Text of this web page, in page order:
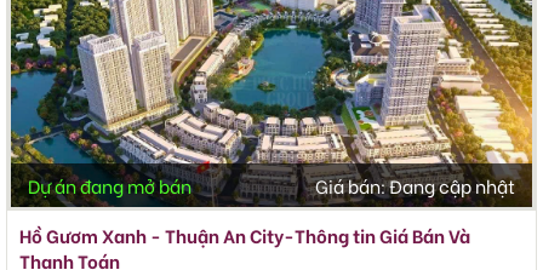
Dự án đang mở bán Giá bán:Đang cập nhật
Hồ Gươm Xanh - Thuận An City-Thông tin Giá Bán Và
Thanh Toán